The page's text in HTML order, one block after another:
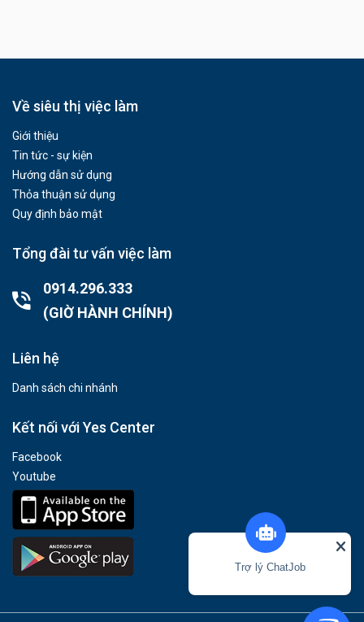
Về siêu thị việc làm
Giới thiệu
Tin tức - sự kiện
Hướng dẫn sử dụng
Thỏa thuận sử dụng
Quy định bảo mật
Tổng đài tư vấn việc làm
0914.296.333
(GIỜ HÀNH CHÍNH)
Liên hệ
Danh sách chi nhánh
Kết nối với Yes Center
Facebook
Youtube
Trợ lý ChatJob